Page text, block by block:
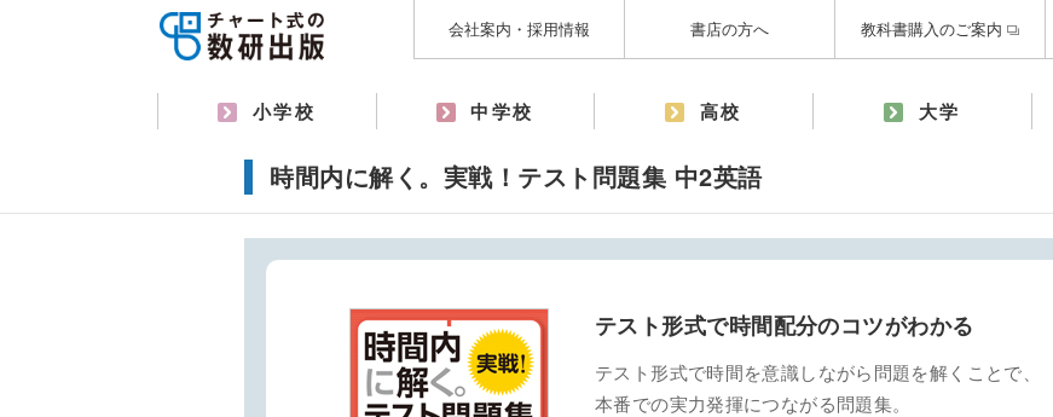
会社案内・採用情報 書店の方へ 教科書購入のご案内
小学校 中学校 高校 大学
時間内に解く。実戦！テスト問題集 中2英語
テスト形式で時間配分のコツがわかる
テスト形式で時間を意識しながら問題を解くことで、
本番での実力発揮につながる問題集。